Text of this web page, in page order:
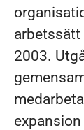
arbetssätt
2003.